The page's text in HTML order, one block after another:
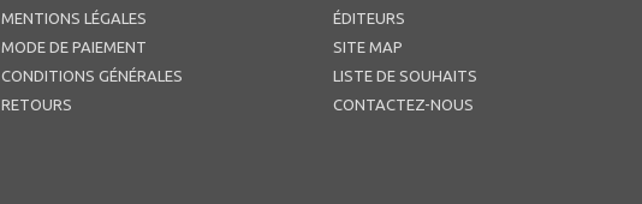
MENTIONS LÉGALES
MODE DE PAIEMENT
CONDITIONS GÉNÉRALES
RETOURS
ÉDITEURS
SITE MAP
LISTE DE SOUHAITS
CONTACTEZ-NOUS